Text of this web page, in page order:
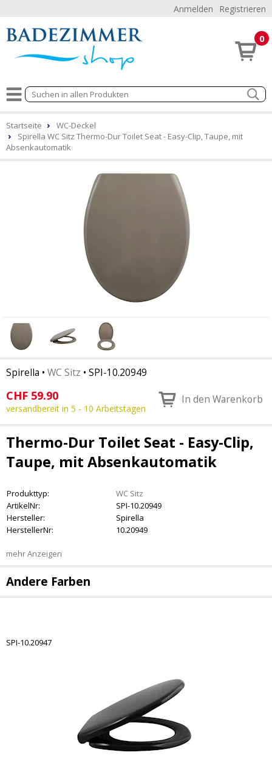
Anmelden Registrieren
0
Startseite
WC-Deckel
Spirella WC Sitz Thermo-Dur Toilet Seat - Easy-Clip, Taupe, mit
Absenkautomatik
Spirella • WC Sitz • SPI-10.20949
CHF 59.90
versandbereit in 5 - 10 Arbeitstagen
In den Warenkorb
Thermo-Dur Toilet Seat - Easy-Clip,
Taupe, mit Absenkautomatik
Produkttyp:
WC Sitz
ArtikelNr:
SPI-10.20949
Hersteller:
Spirella
HerstellerNr:
10.20949
mehr Anzeigen
Andere Farben
SPI-10.20947